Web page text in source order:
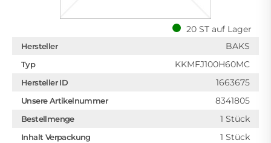
20 ST auf Lager
Hersteller BAKS
Typ KKMFJ100H60MC
Hersteller ID 1663675
Unsere Artikelnummer 8341805
Bestellmenge 1 Stück
Inhalt Verpackung 1 Stück